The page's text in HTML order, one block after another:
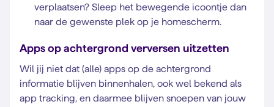
verplaatsen? Sleep het bewegende icoontje dan
naar de gewenste plek op je homescherm.
Apps op achtergrond verversen uitzetten
Wil jij niet dat (alle) apps op de achtergrond
informatie blijven binnenhalen, ook wel bekend als
app tracking, en daarmee blijven snoepen van jouw